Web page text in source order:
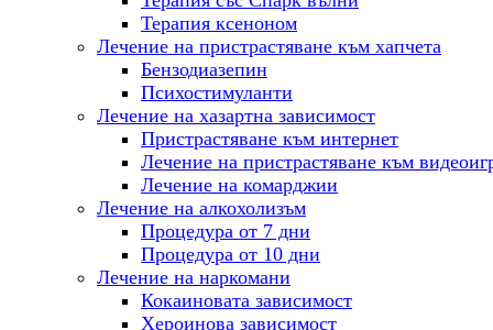
Терапия ксеноном
Лечение на пристрастяване към хапчета
Бензодиазепин
Психостимуланти
Лечение на хазартна зависимост
Пристрастяване към интернет
Лечение на пристрастяване към
Лечение на комарджии
Лечение на алкохолизъм
Процедура от 7 дни
Процедура от 10 дни
Лечение на наркомани
Кокаиновата зависимост
Хероинова зависимост